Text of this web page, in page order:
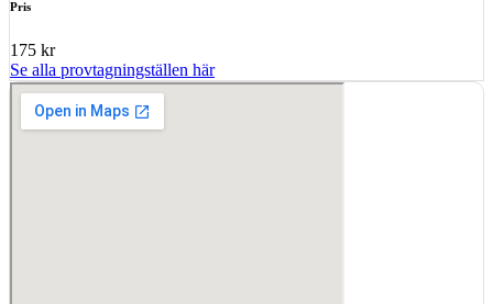
Pris
175 kr
Se alla provtagningställen här